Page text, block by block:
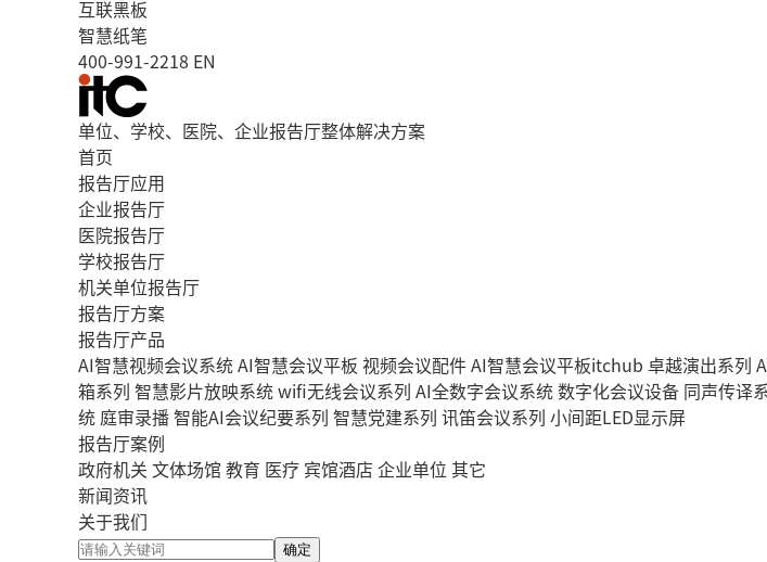
互联黑板
智慧纸笔
400-991-2218 EN
单位、学校、医院、企业报告厅整体解决方案
首页
报告厅应用
企业报告厅
医院报告厅
学校报告厅
机关单位报告厅
报告厅方案
报告厅产品
AI智慧视频会议系统AI智慧会议平板 视频会议配件AI智慧会议平板itchub 卓越演出系列
箱系列 智慧影片放映系统wifi无线会议系列 AI全数字会议系统数字化会议设备 同声传译
统 庭审录播智能AI会议纪要系列 智慧党建系列 讯笛会议系列 小间距LED显示屏
报告厅案例
政府机关 文体场馆 教育 医疗 宾馆酒店 企业单位 其它
新闻资讯
关于我们
确定